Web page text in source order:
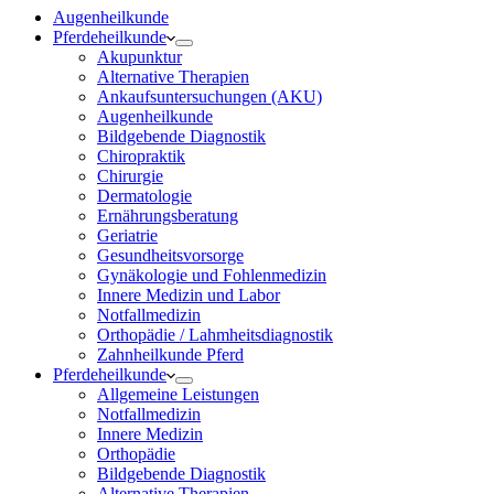
Augenheilkunde
Pferdeheilkunde
Akupunktur
Alternative Therapien
Ankaufsuntersuchungen (AKU)
Augenheilkunde
Bildgebende Diagnostik
Chiropraktik
Chirurgie
Dermatologie
Ernährungsberatung
Geriatrie
Gesundheitsvorsorge
Gynäkologie und Fohlenmedizin
Innere Medizin und Labor
Notfallmedizin
Orthopädie / Lahmheitsdiagnostik
Zahnheilkunde Pferd
Pferdeheilkunde
Allgemeine Leistungen
Notfallmedizin
Innere Medizin
Orthopädie
Bildgebende Diagnostik